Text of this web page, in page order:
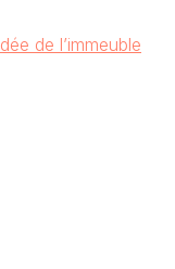
de l’immeuble